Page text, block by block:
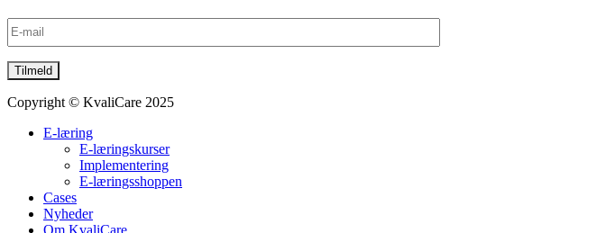
Copyright © KvaliCare 2025
E-læring
E-læringskurser
Implementering
E-læringsshoppen
Cases
Nyheder
Om KvaliCare